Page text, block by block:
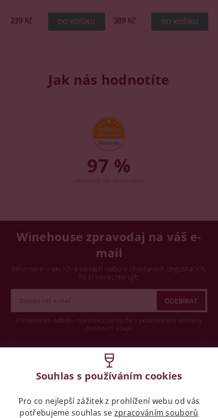
239 Kč 389 Kč
Jak nás hodnotíte
97 %
Winehouse zpravodaj na váš e-
mail
Informace o akcích a slevách nebo o chystaných degustacích.
To si nenechte ujít.
Přihlášením odběru novinek souhlasíte s podmínkami ochrany
osobních údajů
Legislativa
Zákaz prodeje alkoholických nápojů osobám
mladších 18 let.
Souhlas s používáním cookies
Pro co nejlepší zážitek z prohlížení webu od vás
potřebujeme souhlas se zpracováním souborů